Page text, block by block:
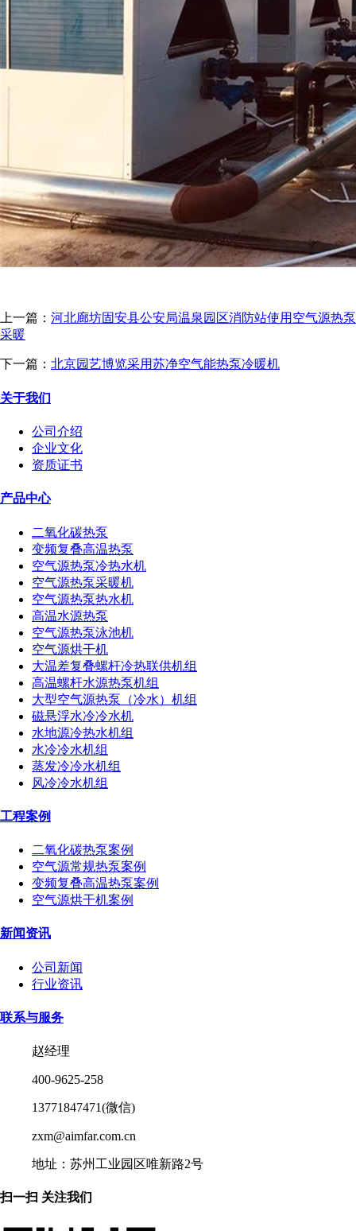
上一篇： 河北廊坊固安县公安局温泉园区消防站使用空气源热泵
采暖
下一篇： 北京园艺博览采用苏净空气能热泵冷暖机
关于我们
公司介绍
企业文化
资质证书
产品中心
二氧化碳热泵
变频复叠高温热泵
空气源热泵冷热水机
空气源热泵采暖机
空气源热泵热水机
高温水源热泵
空气源热泵泳池机
空气源烘干机
大温差复叠螺杆冷热联供机组
高温螺杆水源热泵机组
大型空气源热泵（冷水）机组
磁悬浮水冷冷水机
水地源冷热水机组
水冷冷水机组
蒸发冷冷水机组
风冷冷水机组
工程案例
二氧化碳热泵案例
空气源常规热泵案例
变频复叠高温热泵案例
空气源烘干机案例
新闻资讯
公司新闻
行业资讯
联系与服务
赵经理
400-9625-258
13771847471(微信)
zxm@aimfar.com.cn
地址：苏州工业园区唯新路2号
扫一扫 关注我们